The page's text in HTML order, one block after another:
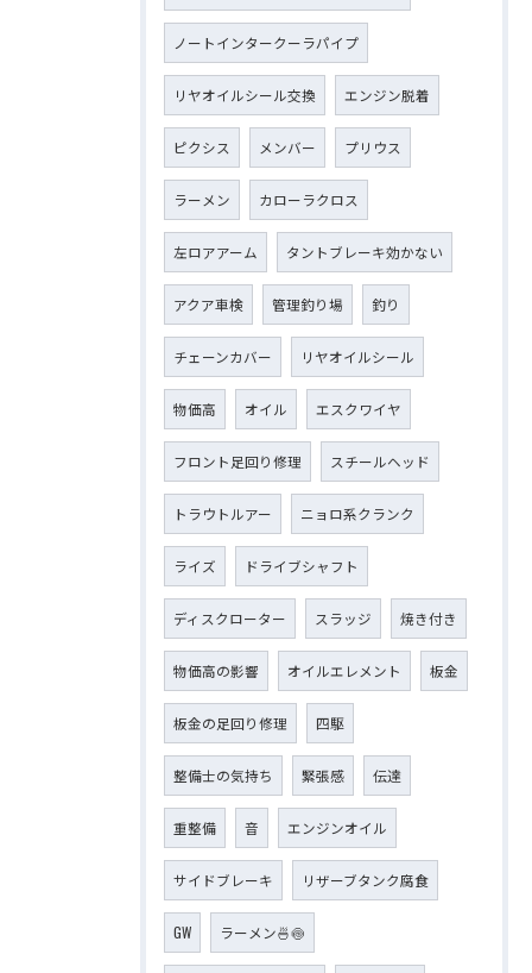
ノートインタークーラパイプ
リヤオイルシール交換 エンジン脱着
ピクシス メンバー プリウス
ラーメン カローラクロス
左ロアアーム タントブレーキ効かない
アクア車検 管理釣り場 釣り
チェーンカバー リヤオイルシール
物価高 オイル エスクワイヤ
フロント足回り修理 スチールヘッド
トラウトルアー ニョロ系クランク
ライズ ドライブシャフト
ディスクローター スラッジ 焼き付き
物価高の影響 オイルエレメント 板金
板金の足回り修理 四駆
整備士の気持ち 緊張感 伝達
重整備 音 エンジンオイル
サイドブレーキ リザーブタンク腐食
GW ラーメン🍜🍥